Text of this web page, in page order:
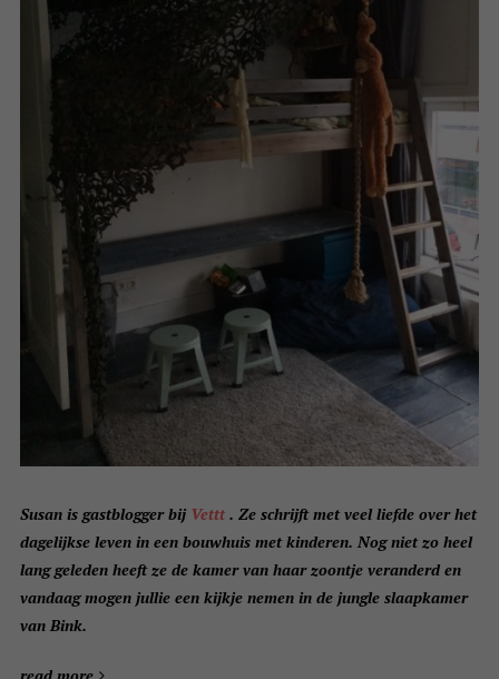
Susan is gastblogger bij Vettt. Ze schrijft met veel liefde over het
dagelijkse leven in een bouwhuis met kinderen. Nog niet zo heel
lang geleden heeft ze de kamer van haar zoontje veranderd en
vandaag mogen jullie een kijkje nemen in de jungle slaapkamer
van Bink.
read more